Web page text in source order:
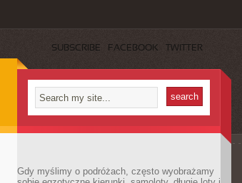
SUBSCRIBE FACEBOOK TWITTER
Gdy myślimy o podróżach, często wyobrażamy